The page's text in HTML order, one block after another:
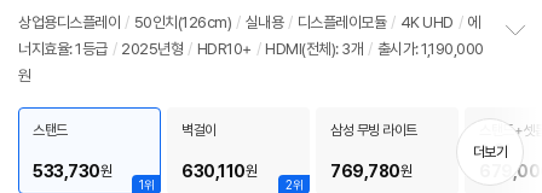
견
점
리
뷰
상업용디스플레이 / 50인치 (126cm) / 실내용 / 디스플레이모듈 / 4K UHD / 에
너지효율: 1등급 / 2025년형 / HDR10+ / HDMI(전체): 3개 / 출시가: 1,190,000
원
치
기
1위
스탠드
533,730원
2위
벽걸이
630,110원
삼성 무빙 라이트
769,780원
스탠드+셋
스 G1
더보기